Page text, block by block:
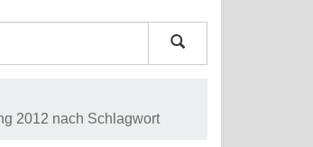
2012 nach Schlagwort